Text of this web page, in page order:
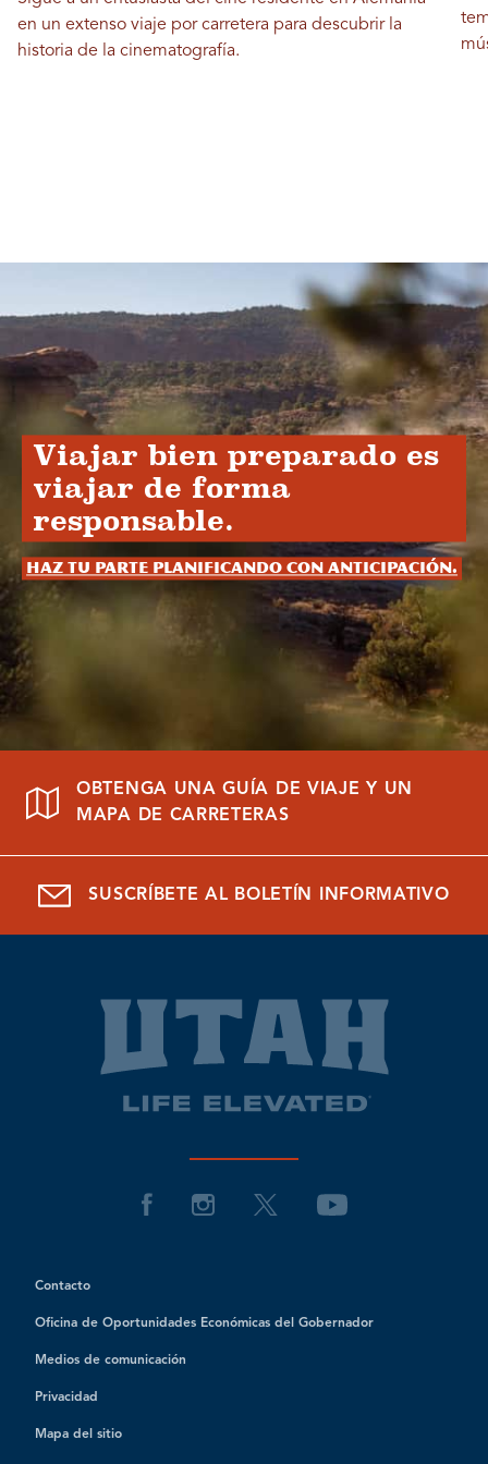
en un extenso viaje por carretera para descubrir la
historia de la cinematografía.
Viajar bien preparado es
viajar de forma
responsable.
Haz tu parte planificando con anticipación.
OBTENGA UNA GUÍA DE VIAJE Y UN
MAPA DE CARRETERAS
SUSCRÍBETE AL BOLETÍN INFORMATIVO
Contacto
Oficina de Oportunidades Económicas del Gobernador
Medios de comunicación
Privacidad
Mapa del sitio